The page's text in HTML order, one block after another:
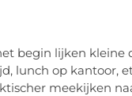
begin lijken kleine
lunch op kantoor,
meekijken